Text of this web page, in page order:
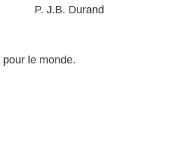
P. J.B. Durand
le monde.